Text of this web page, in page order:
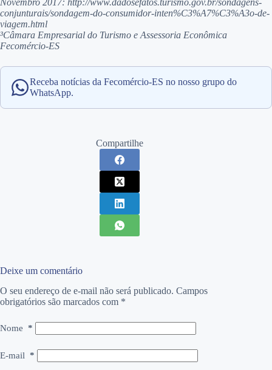
Novembro 2017: http://www.dadosefatos.turismo.gov.br/sondagens-
conjunturais/sondagem-do-consumidor-inten%C3%A7%C3%A3o-de-
viagem.html
³Câmara Empresarial do Turismo e Assessoria Econômica
Fecomércio-ES
Receba notícias da Fecomércio-ES no nosso grupo do
WhatsApp.
Compartilhe
Deixe um comentário
O seu endereço de e-mail não será publicado. Campos
obrigatórios são marcados com *
Nome *
E-mail *